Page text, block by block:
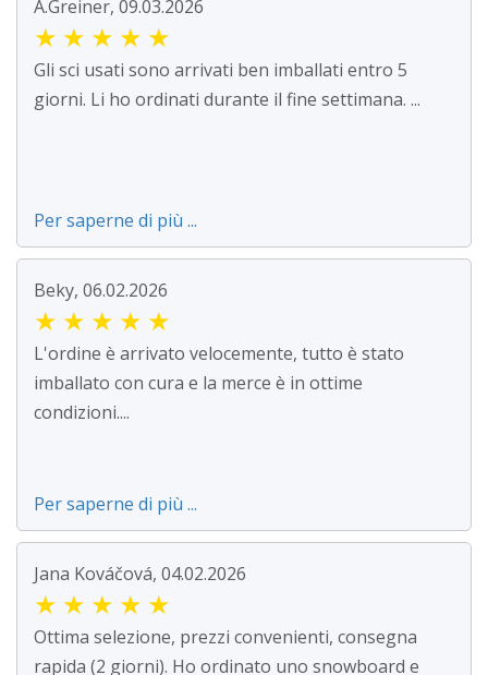
A.Greiner, 09.03.2026
★ ★ ★ ★ ★
Gli sci usati sono arrivati ben imballati entro 5
giorni. Li ho ordinati durante il fine settimana. ...
Per saperne di più ...
Beky, 06.02.2026
★ ★ ★ ★ ★
L'ordine è arrivato velocemente, tutto è stato
imballato con cura e la merce è in ottime
condizioni....
Per saperne di più ...
Jana Kováčová, 04.02.2026
★ ★ ★ ★ ★
Ottima selezione, prezzi convenienti, consegna
rapida (2 giorni). Ho ordinato uno snowboard e